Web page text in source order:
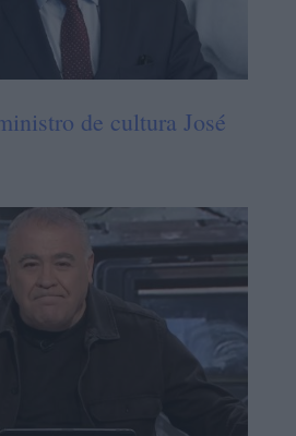
de cultura José